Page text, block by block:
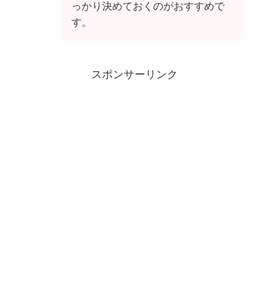
っかり決めておくのがおすすめで
す。
スポンサーリンク